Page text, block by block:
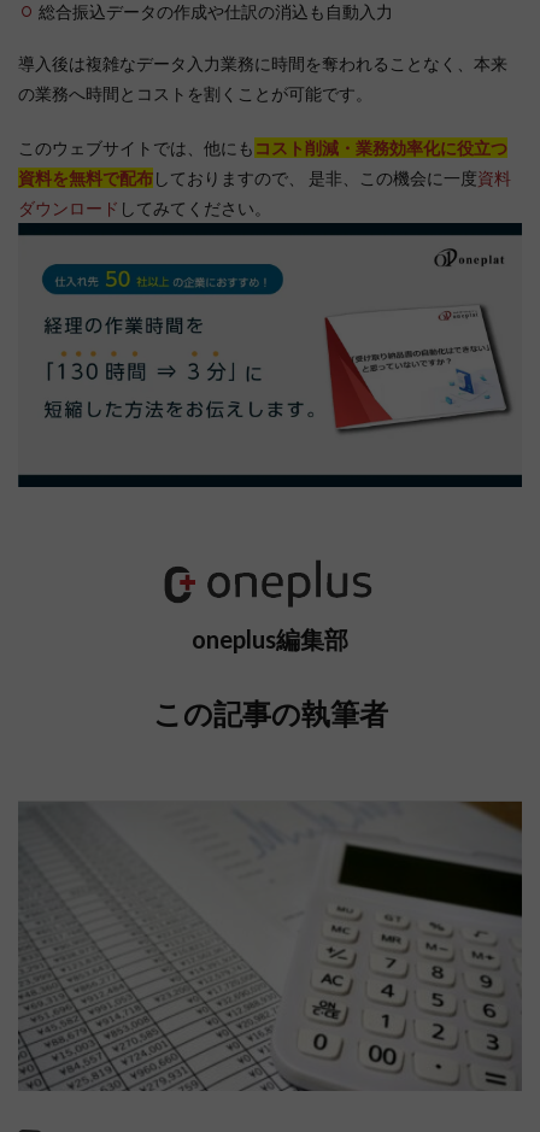
総合振込データの作成や仕訳の消込も自動入力
導入後は複雑なデータ入力業務に時間を奪われることなく、本来
の業務へ時間とコストを割くことが可能です。
このウェブサイトでは、他にも コスト削減・業務効率化に役立つ
資料を無料で配布しておりますので、 是非、この機会に一度資料
ダウンロード してみてください。
oneplus編集部
この記事の執筆者